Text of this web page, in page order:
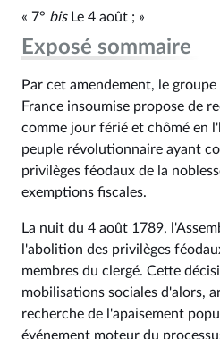
« 7° bisLe 4 août ; »
Exposé sommaire
Par cet amendement, le
France insoumise propose de
comme jour férié et chômé en
peuple révolutionnaire ayant
privilèges féodaux de la
exemptions fiscales.
La nuit du 4 août 1789,
l'abolition des privilèges
membres du clergé. Cette
mobilisations sociales d'alors,
recherche de l'apaisement
événement moteur du